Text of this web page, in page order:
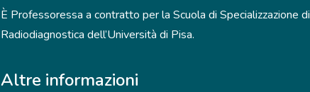
È Professoressa a contratto per la Scuola di Specializzazione di
Radiodiagnostica dell’Università di Pisa.
Altre informazioni